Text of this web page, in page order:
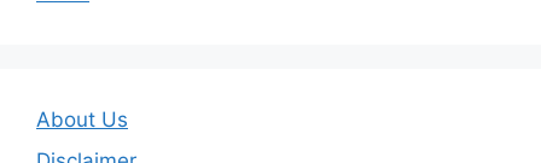
About Us
Disclaimer